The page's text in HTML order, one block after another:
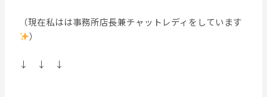
（現在私はは事務所店長兼チャットレディをしています
）
↓ ↓ ↓